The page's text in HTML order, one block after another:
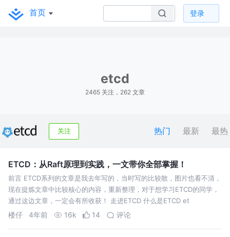
首页 登录
etcd
2465 关注，262 文章
关注 热门 最新 最热
ETCD：从Raft原理到实践，一文带你全部掌握！
前言 ETCD系列的文章是我去年写的，当时写的比较散，图片也看不清，
现在提炼文章中比较核心的内容，重新整理，对于想学习ETCD的同学，
通过这边文章，一定会有所收获！ 走进ETCD 什么是ETCD et
楼仔 4年前 16k 14 评论